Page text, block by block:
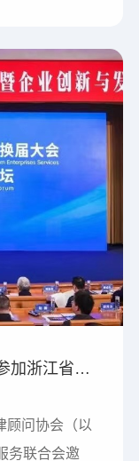
浙江省企业法律顾问协会受邀参加浙江省中小企业服务联合会换届大会暨企业创新与发展论坛活动
顾问协会（以
务联合会邀